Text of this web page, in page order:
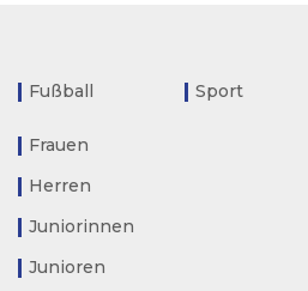
Fußball
Frauen
Herren
Juniorinnen
Junioren
Sport